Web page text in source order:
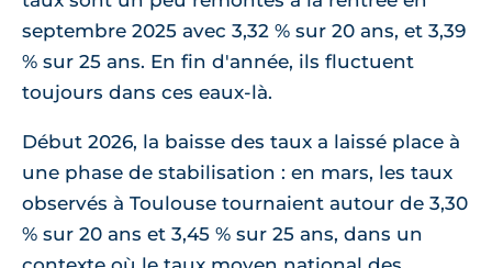
septembre 2025 avec 3,32 % sur 20 ans, et 3,39
% sur 25 ans. En fin d'année, ils fluctuent
toujours dans ces eaux-là.
Début 2026, la baisse des taux a laissé place à
une phase de stabilisation : en mars, les taux
observés à Toulouse tournaient autour de 3,30
% sur 20 ans et 3,45 % sur 25 ans, dans un